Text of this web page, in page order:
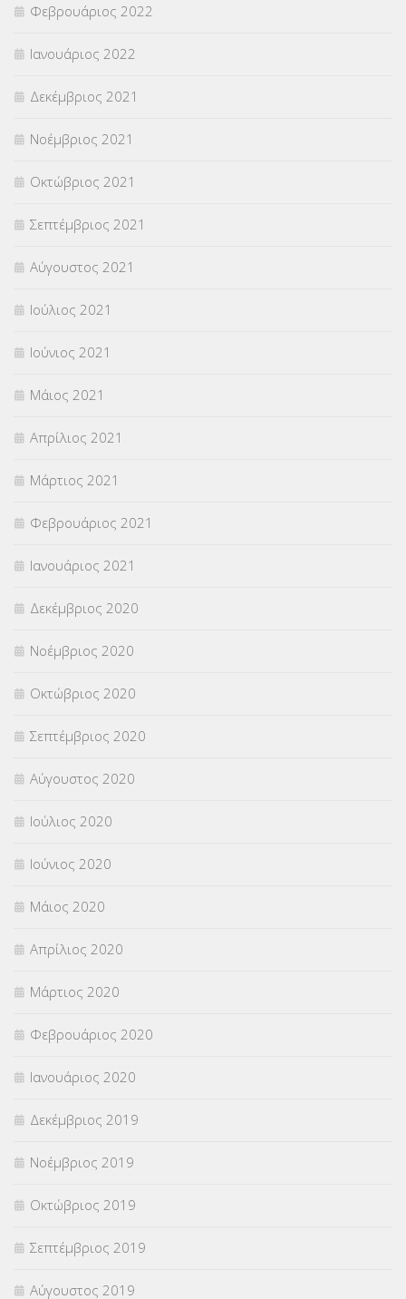
Φεβρουάριος 2022
Ιανουάριος 2022
Δεκέμβριος 2021
Νοέμβριος 2021
Οκτώβριος 2021
Σεπτέμβριος 2021
Αύγουστος 2021
Ιούλιος 2021
Ιούνιος 2021
Μάιος 2021
Απρίλιος 2021
Μάρτιος 2021
Φεβρουάριος 2021
Ιανουάριος 2021
Δεκέμβριος 2020
Νοέμβριος 2020
Οκτώβριος 2020
Σεπτέμβριος 2020
Αύγουστος 2020
Ιούλιος 2020
Ιούνιος 2020
Μάιος 2020
Απρίλιος 2020
Μάρτιος 2020
Φεβρουάριος 2020
Ιανουάριος 2020
Δεκέμβριος 2019
Νοέμβριος 2019
Οκτώβριος 2019
Σεπτέμβριος 2019
Αύγουστος 2019